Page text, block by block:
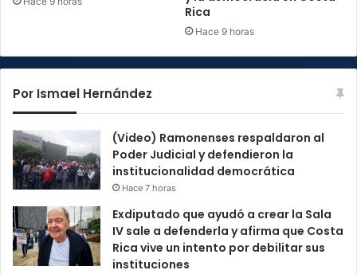
Rica
Hace 9 horas
Por Ismael Hernández
(Video) Ramonenses respaldaron al
Poder Judicial y defendieron la
institucionalidad democrática
Hace 7 horas
Exdiputado que ayudó a crear la Sala
IV sale a defenderla y afirma que Costa
Rica vive un intento por debilitar sus
instituciones